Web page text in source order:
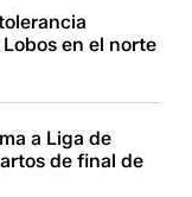
en el norte
a Liga de
de final de